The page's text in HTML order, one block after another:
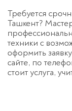
Требуется
Ташкент?
техники с
оформить
сайте, по
стоит услуга,